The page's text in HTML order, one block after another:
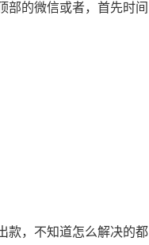
部的微信或者，首先时间
款，不知道怎么解决的都